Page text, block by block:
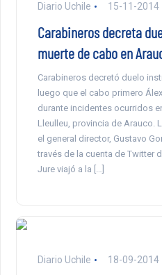
Diario Uchile 15-11-2014
Carabineros decreta
muerte de cabo en
Carabineros decretó duelo
luego que el cabo primero
durante incidentes ocurridos
Lleulleu, provincia de Arauco.
el general director, Gustavo
través de la cuenta de Twitter
Jure viajó a la […]
Diario Uchile 18-09-2014